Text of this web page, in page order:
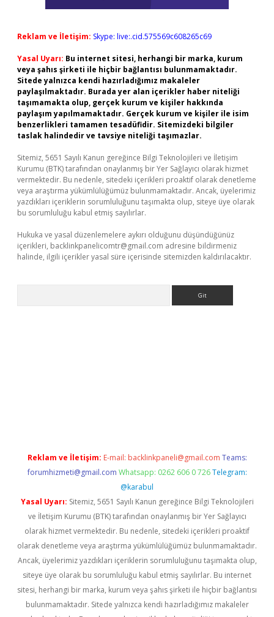
Reklam ve İletişim: Skype: live:.cid.575569c608265c69
Yasal Uyarı: Bu internet sitesi, herhangi bir marka, kurum
veya şahıs şirketi ile hiçbir bağlantısı bulunmamaktadır.
Sitede yalnızca kendi hazırladığımız makaleler
paylaşılmaktadır. Burada yer alan içerikler haber niteliği
taşımamakta olup, gerçek kurum ve kişiler hakkında
paylaşım yapılmamaktadır. Gerçek kurum ve kişiler ile isim
benzerlikleri tamamen tesadüfidir. Sitemizdeki bilgiler
taslak halindedir ve tavsiye niteliği taşımazlar.
Sitemiz, 5651 Sayılı Kanun gereğince Bilgi Teknolojileri ve İletişim
Kurumu (BTK) tarafından onaylanmış bir Yer Sağlayıcı olarak hizmet
vermektedir. Bu nedenle, sitedeki içerikleri proaktif olarak denetleme
veya araştırma yükümlülüğümüz bulunmamaktadır. Ancak, üyelerimiz
yazdıkları içeriklerin sorumluluğunu taşımakta olup, siteye üye olarak
bu sorumluluğu kabul etmiş sayılırlar.
Hukuka ve yasal düzenlemelere aykırı olduğunu düşündüğünüz
içerikleri, backlinkpanelicomtr@gmail.com adresine bildirmeniz
halinde, ilgili içerikler yasal süre içerisinde sitemizden kaldırılacaktır.
Reklam ve İletişim: E-mail: backlinkpaneli@gmail.com Teams:
forumhizmeti@gmail.com Whatsapp: 0262 606 0 726 Telegram:
@karabul
Yasal Uyarı: Sitemiz, 5651 Sayılı Kanun gereğince Bilgi Teknolojileri
ve İletişim Kurumu (BTK) tarafından onaylanmış bir Yer Sağlayıcı
olarak hizmet vermektedir. Bu nedenle, sitedeki içerikleri proaktif
olarak denetleme veya araştırma yükümlülüğümüz bulunmamaktadır.
Ancak, üyelerimiz yazdıkları içeriklerin sorumluluğunu taşımakta olup,
siteye üye olarak bu sorumluluğu kabul etmiş sayılırlar. Bu internet
sitesi, herhangi bir marka, kurum veya şahıs şirketi ile hiçbir bağlantısı
bulunmamaktadır. Sitede yalnızca kendi hazırladığımız makaleler